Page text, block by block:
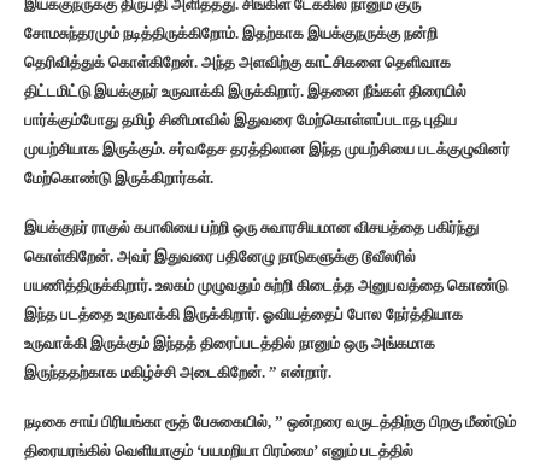
இயக்குநருக்கு திருப்தி அளித்தது. சிங்கிள் டேக்கில் நானும் குரு
சோமசுந்தரமும் நடித்திருக்கிறோம். இதற்காக இயக்குநருக்கு நன்றி
தெரிவித்துக் கொள்கிறேன். அந்த அளவிற்கு காட்சிகளை தெளிவாக
திட்டமிட்டு இயக்குநர் உருவாக்கி இருக்கிறார். இதனை நீங்கள் திரையில்
பார்க்கும்போது தமிழ் சினிமாவில் இதுவரை மேற்கொள்ளப்படாத புதிய
முயற்சியாக இருக்கும். சர்வதேச தரத்திலான இந்த முயற்சியை படக்குழுவினர்
மேற்கொண்டு இருக்கிறார்கள்.‌
இயக்குநர் ராகுல் கபாலியை பற்றி ஒரு சுவாரசியமான விசயத்தை பகிர்ந்து
கொள்கிறேன். அவர் இதுவரை பதினேழு நாடுகளுக்கு டூவீலரில்
பயணித்திருக்கிறார்.‌ உலகம் முழுவதும் சுற்றி கிடைத்த அனுபவத்தை கொண்டு
இந்த படத்தை உருவாக்கி இருக்கிறார். ஓவியத்தைப் போல நேர்த்தியாக
உருவாக்கி இருக்கும் இந்தத் திரைப்படத்தில் நானும் ஒரு அங்கமாக
இருந்ததற்காக மகிழ்ச்சி அடைகிறேன். ” என்றார்.
நடிகை சாய் பிரியங்கா ரூத் பேசுகையில், ” ஒன்றரை வருடத்திற்கு பிறகு மீண்டும்
திரையரங்கில் வெளியாகும் ‘பயமறியா பிரம்மை’ எனும் படத்தில்